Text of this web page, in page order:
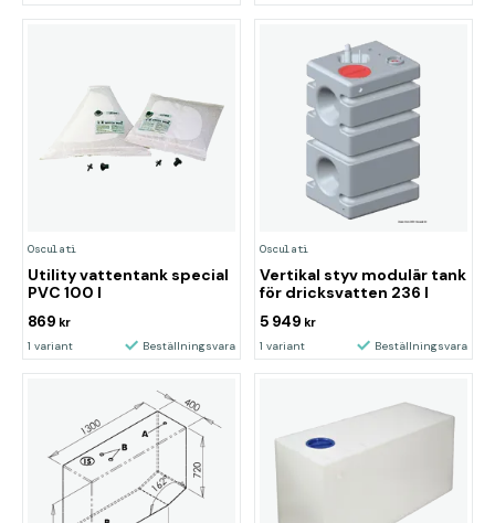
Osculati
Utility vattentank special
PVC 100 l
869 kr
1 variant Beställningsvara
Osculati
Vertikal styv modulär tank
för dricksvatten 236 l
5 949 kr
1 variant Beställningsvara